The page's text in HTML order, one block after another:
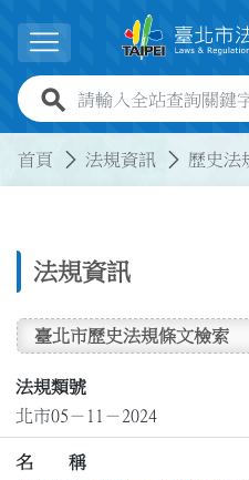
展開選單
全站查詢關鍵字欄位
首頁 法規資訊 歷史法
法規資訊
臺北市歷史法規條文檢索
法規類號
北市05－11－2024
名 稱